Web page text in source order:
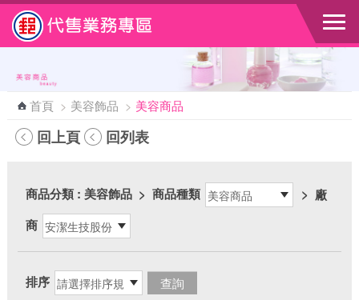
跳到主要內容區塊
首頁 > 美容飾品 > 美容商品
回上頁 回列表
商品分類: 美容飾品 > 商品種類 > 廠
商
排序